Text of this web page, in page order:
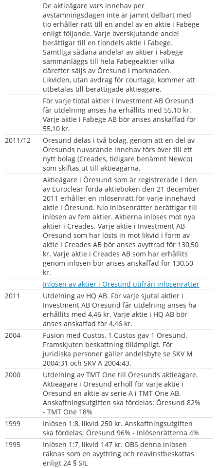
De aktieägare vars innehav per
avstämningsdagen inte är jämnt delbart med
tio erhåller rätt till en andel av en aktie i Fabege
enligt följande. Varje överskjutande andel
berättigar till en tiondels aktie i Fabege.
Samtliga sådana andelar av aktier i Fabege
sammanläggs till hela Fabegeaktier vilka
därefter säljs av Öresund i marknaden.
Likviden, utan avdrag för courtage, kommer att
utbetalas till berättigade aktieägare.
För varje tiotal aktier i Investment AB Öresund
får utdelning anses ha erhållits med 55,10 kr.
Varje aktie i Fabege AB bör anses anskaffad för
55,10 kr.
2011/12
Öresund delas i två bolag, genom att en del av
Öresunds nuvarande innehav förs över till ett
nytt bolag (Creades, tidigare benämnt Newco)
som skiftas ut till aktieägarna.
Aktieägare i Öresund som är registrerade i den
av Euroclear förda aktieboken den 21 december
2011 erhåller en inlösenrätt för varje innehavd
aktie i Öresund. Nio inlösenrätter berättigar till
inlösen av fem aktier. Aktierna inlöses mot nya
aktier i Creades. Varje aktie i Investment AB
Öresund som har lösts in mot likvid i form av
aktie i Creades AB bör anses avyttrad för 130,50
kr. Varje aktie i Creades AB som har erhållits
genom inlösen bör anses anskaffad för 130,50
kr.
Inlösen av aktier i Öresund utifrån inlösenrätterpdf,
2011
Utdelning av HQ AB. För varje sjutal aktier i
Investment AB Öresund får utdelning anses ha
erhållits med 4,46 kr. Varje aktie i HQ AB bör
anses anskaffad för 4,46 kr.
2004
Fusion med Custos, 1 Custos gav 1 Öresund.
Framskjuten beskattning tillämpligt. För
juridiska personer gäller andelsbyte se SKV M
2004:31 och SKV A 2004:43.
2000
Utdelning av TMT One till Öresunds aktieägare.
Aktieägare i Öresund erhöll för varje aktie i
Öresund en aktie av serie A i TMT One AB.
Anskaffningsutgiften ska fördelas: Öresund 82%
- TMT One 18%
1999
Inlösen 1:8, likvid 250 kr. Anskaffningsutgiften
ska fördelas: Öresund 96% - Inlösenrätterna 4%
1995
Inlösen 1:7, likvid 147 kr. OBS denna inlösen
räknas som en avyttring och reavinstbeskattas
enligt 24 § SIL